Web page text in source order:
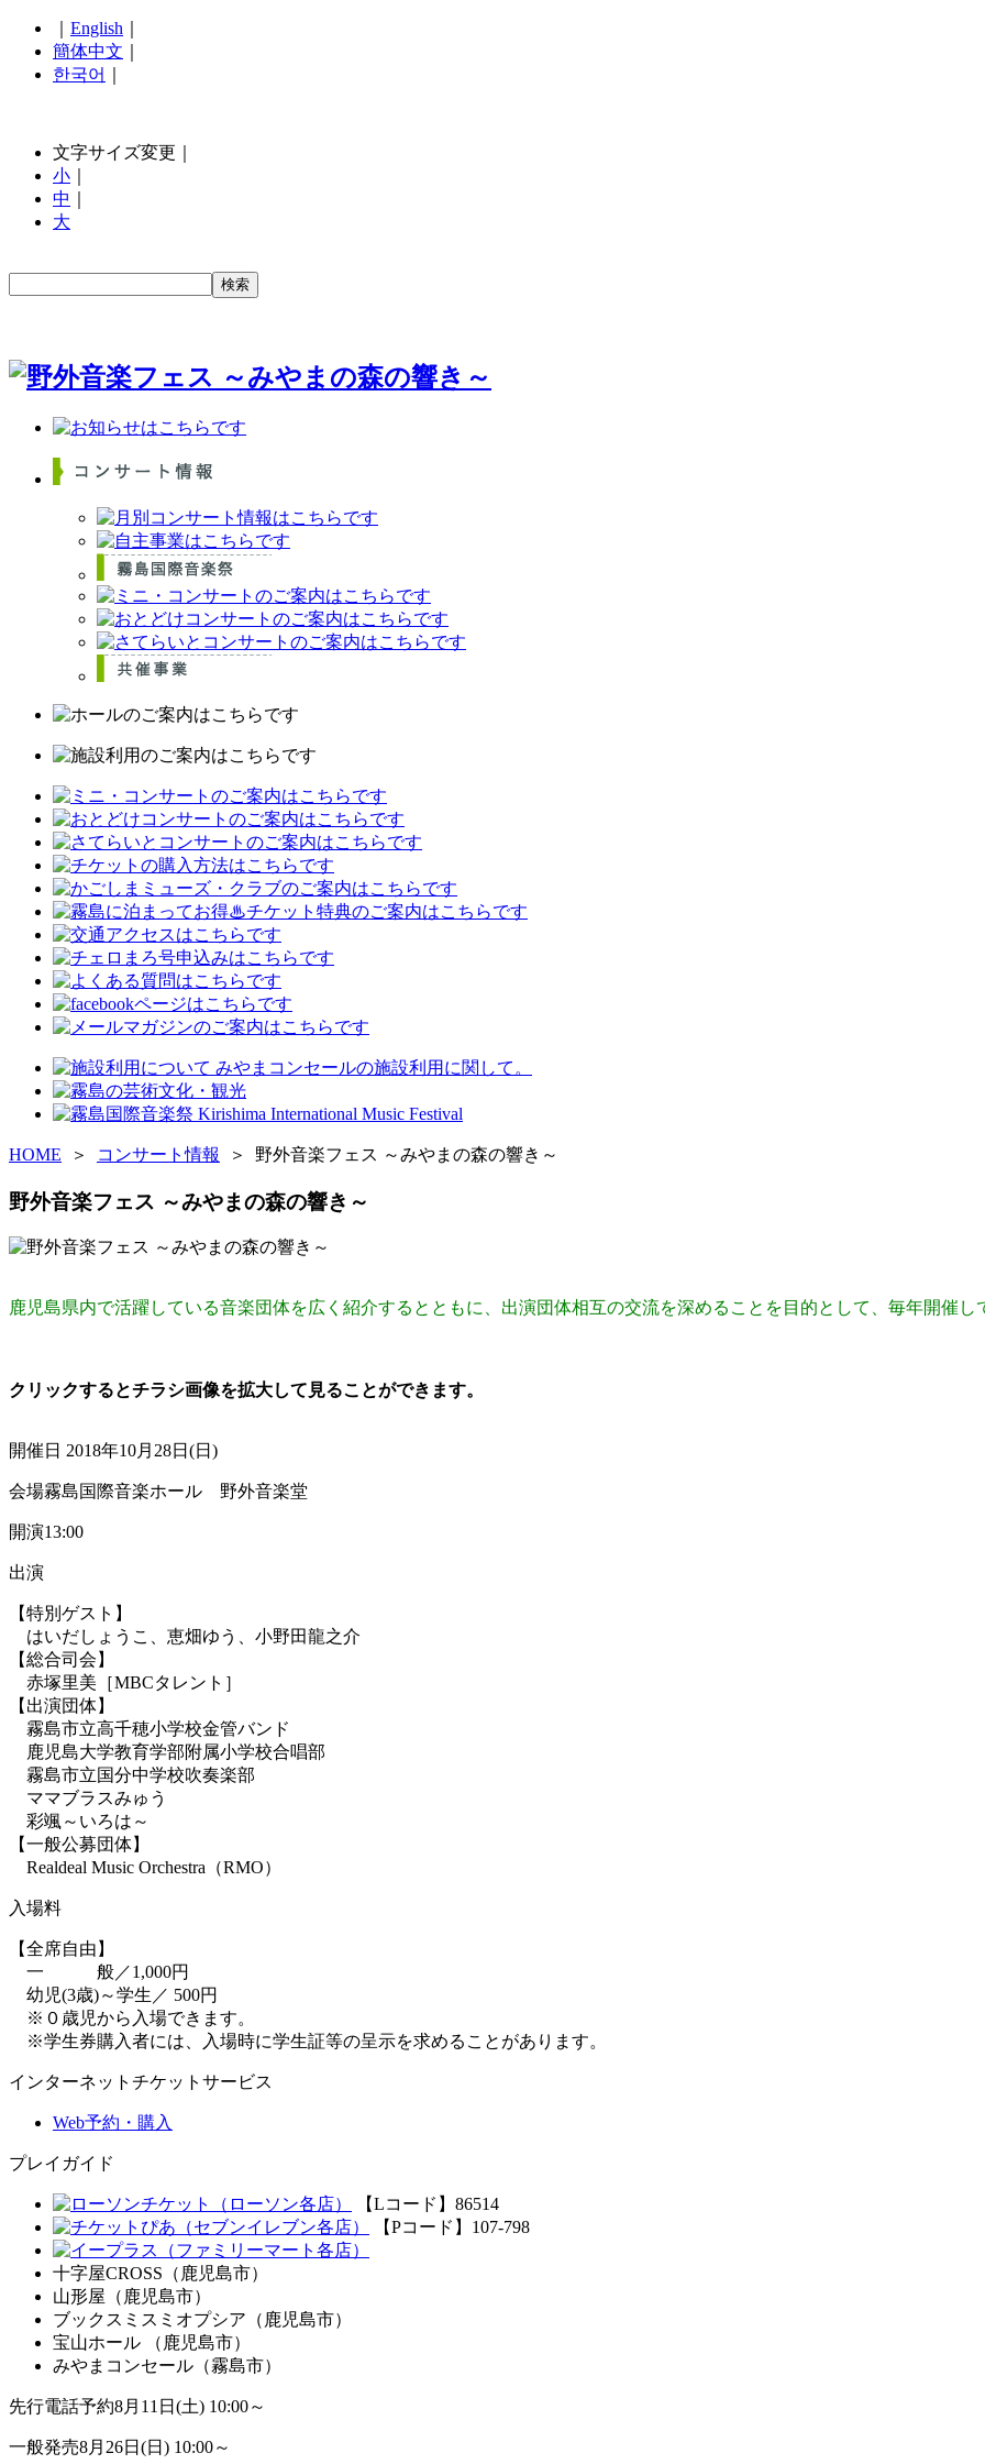
English
簡体中文
한국어
文字サイズ変更｜
小
中
大
HOME ＞ コンサート情報 ＞ 野外音楽フェス ～みやまの森の響き～
野外音楽フェス ～みやまの森の響き～
鹿児島県内で活躍している音楽団体を広く紹介するとともに、出演団体相互の交流を深めることを目的として、毎年開催し
クリックするとチラシ画像を拡大して見ることができます。
開催日 2018年10月28日(日)
会場霧島国際音楽ホール 野外音楽堂
開演13:00
出演
【特別ゲスト】
はいだしょうこ、恵畑ゆう、小野田龍之介
【総合司会】
赤塚里美［MBCタレント］
【出演団体】
霧島市立高千穂小学校金管バンド
鹿児島大学教育学部附属小学校合唱部
霧島市立国分中学校吹奏楽部
ママブラスみゅう
彩颯～いろは～
【一般公募団体】
Realdeal Music Orchestra（RMO）
入場料
【全席自由】
一 般／1,000円
幼児(3歳)～学生／ 500円
※０歳児から入場できます。
※学生券購入者には、入場時に学生証等の呈示を求めることがあります。
インターネットチケットサービス
Web予約・購入
プレイガイド
（ローソン各店）
【Lコード】86514
（セブンイレブン各店）
【Pコード】107-798
（ファミリーマート各店）
十字屋CROSS（鹿児島市）
山形屋（鹿児島市）
ブックスミスミオプシア（鹿児島市）
宝山ホール （鹿児島市）
みやまコンセール（霧島市）
先行電話予約8月11日(土) 10:00～
一般発売8月26日(日) 10:00～